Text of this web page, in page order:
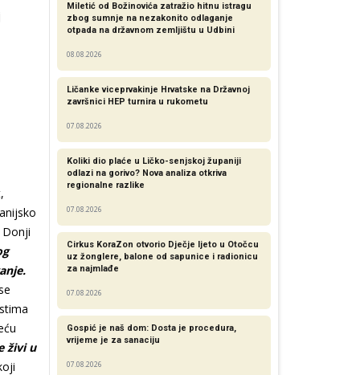
živi u
Miletić od Božinovića zatražio hitnu istragu
zbog sumnje na nezakonito odlaganje
otpada na državnom zemljištu u Udbini
08.08.2026
Ličanke viceprvakinje Hrvatske na Državnoj
završnici HEP turnira u rukometu
07.08.2026
Koliki dio plaće u Ličko-senjskoj županiji
odlazi na gorivo? Nova analiza otkriva
regionalne razlike​
07.08.2026
Cirkus KoraZon otvorio Dječje ljeto u Otočcu
uz žonglere, balone od sapunice i radionicu
za najmlađe
07.08.2026
Gospić je naš dom: Dosta je procedura,
vrijeme je za sanaciju
07.08.2026